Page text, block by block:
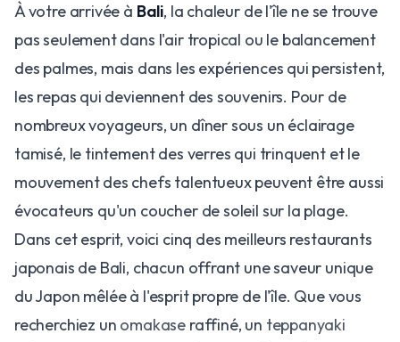
À votre arrivée à Bali, la chaleur de l'île ne se trouve
pas seulement dans l'air tropical ou le balancement
des palmes, mais dans les expériences qui persistent,
les repas qui deviennent des souvenirs. Pour de
nombreux voyageurs, un dîner sous un éclairage
tamisé, le tintement des verres qui trinquent et le
mouvement des chefs talentueux peuvent être aussi
évocateurs qu'un coucher de soleil sur la plage.
Dans cet esprit, voici cinq des meilleurs restaurants
japonais de Bali, chacun offrant une saveur unique
du Japon mêlée à l'esprit propre de l'île. Que vous
recherchiez un omakase raffiné, un teppanyaki